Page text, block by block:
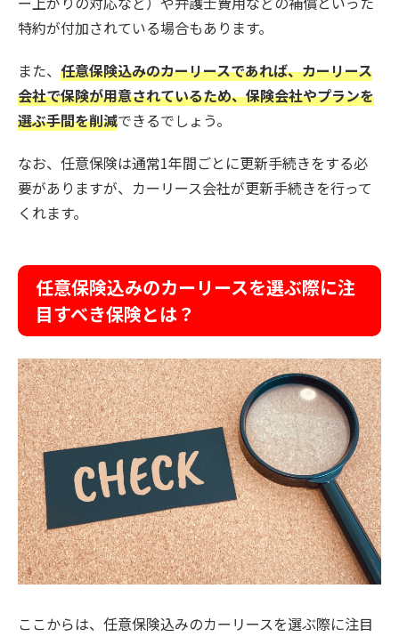
特約が付加されている場合もあります。
また、 任意保険込みのカーリースであれば、カーリース
会社で保険が用意されているため、保険会社やプランを
選ぶ手間を削減できるでしょう。
なお、任意保険は通常1年間ごとに更新手続きをする必
要がありますが、カーリース会社が更新手続きを行って
くれます。
任意保険込みのカーリースを選ぶ際に注
目すべき保険とは？
ここからは、任意保険込みのカーリースを選ぶ際に注目